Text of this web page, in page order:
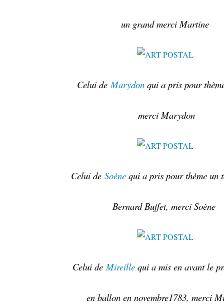
un grand merci Martine
Celui deMarydonqui a pris pour
merci Marydon
Celui de Soène qui a pris pour thème un
Bernard Buffet, merci Soène
Celui deMireille qui a mis en avant le
en ballon en novembre1783, merci